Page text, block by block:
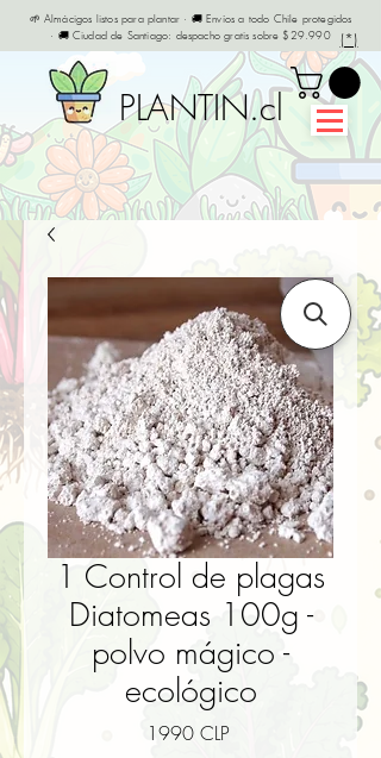
🌱 Almácigos listos para plantar · 🚚 Envíos a todo Chile protegidos
· 🚚 Ciudad de Santiago: despacho gratis sobre $29.990
(*)
PLANTIN.cl
1 Control de plagas
Diatomeas 100g -
polvo mágico -
ecológico
1990 CLPPrecio